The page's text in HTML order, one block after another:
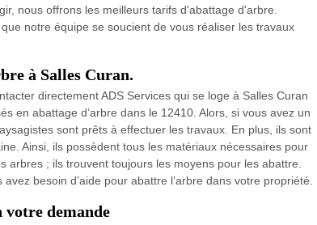
nous offrons les meilleurs tarifs d'abattage d'arbre.
notre équipe se soucient de vous réaliser les travaux
à Salles Curan.
directement ADS Services qui se loge à Salles Curan
en abattage d’arbre dans le 12410. Alors, si vous avez un
sont prêts à effectuer les travaux. En plus, ils sont
Ainsi, ils possèdent tous les matériaux nécessaires pour
; ils trouvent toujours les moyens pour les abattre.
besoin d’aide pour abattre l’arbre dans votre propriété.
demande